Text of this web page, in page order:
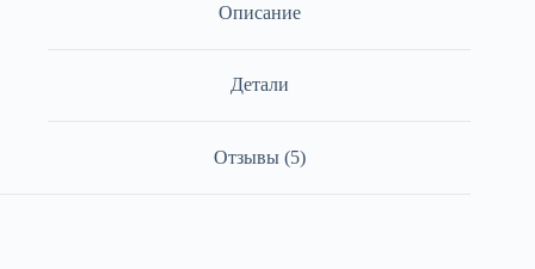
Описание
Детали
Отзывы (5)